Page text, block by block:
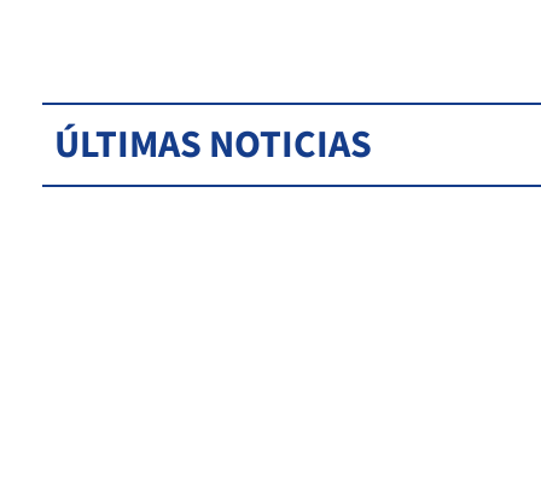
ÚLTIMAS NOTICIAS